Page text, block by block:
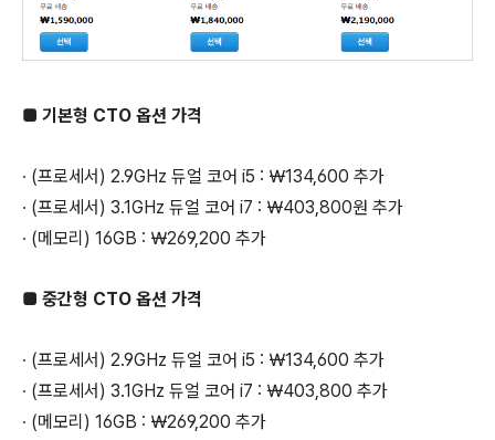
■ 기본형 CTO 옵션 가격
∙ (프로세서) 2.9GHz 듀얼 코어 i5 : ￦134,600 추가
∙ (프로세서) 3.1GHz 듀얼 코어 i7 : ￦403,800원 추가
∙ (메모리) 16GB : ￦269,200 추가
■ 중간형 CTO 옵션 가격
∙ (프로세서) 2.9GHz 듀얼 코어 i5 : ￦134,600 추가
∙ (프로세서) 3.1GHz 듀얼 코어 i7 : ￦403,800 추가
∙ (메모리) 16GB : ￦269,200 추가